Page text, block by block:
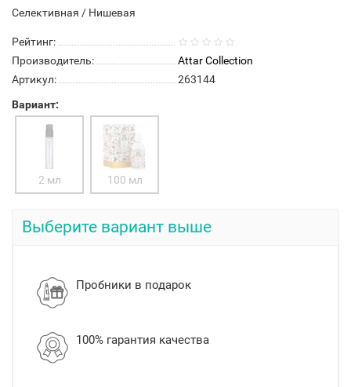
Селективная / Нишевая
Рейтинг:
Производитель:
Attar Collection
Артикул:
263144
Вариант:
2 мл 100 мл
Выберите вариант выше
Пробники в подарок
100% гарантия качества